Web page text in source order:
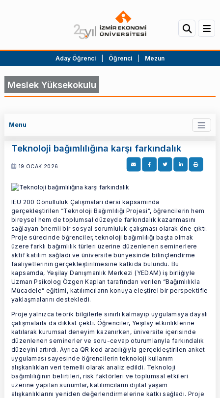
Aday Öğrenci Öğrenci Mezun
Meslek Yüksekokulu
Menu
Teknoloji bağımlılığına karşı farkındalık
19 OCAK 2026
IEU 200 Gönüllülük Çalışmaları dersi kapsamında
gerçekleştirilen “Teknoloji Bağımlılığı Projesi”, öğrencilerin hem
bireysel hem de toplumsal düzeyde farkındalık kazanmasını
sağlayan önemli bir sosyal sorumluluk çalışması olarak öne çıktı.
Proje sürecinde öğrenciler, teknoloji bağımlılığı başta olmak
üzere farklı bağımlılık türleri üzerine düzenlenen seminerlere
aktif katılım sağladı ve üniversite bünyesinde bilinçlendirme
faaliyetlerinin gerçekleştirilmesine katkıda bulundu. Bu
kapsamda, Yeşilay Danışmanlık Merkezi (YEDAM) iş birliğiyle
Uzman Psikolog Özgen Kaplan tarafından verilen “Bağımlılıkla
Mücadele” eğitimi, katılımcıların konuya eleştirel bir perspektifle
yaklaşmalarını destekledi.
Proje yalnızca teorik bilgilerle sınırlı kalmayıp uygulamaya dayalı
çalışmalarla da dikkat çekti. Öğrenciler, Yeşilay etkinliklerine
katılarak kurumsal deneyim kazanırken, üniversite içerisinde
düzenlenen seminerler ve soru-cevap oturumlarıyla farkındalık
düzeyini artırdı. Ayrıca QR kod aracılığıyla gerçekleştirilen anket
uygulaması sayesinde öğrencilerin teknoloji kullanım
alışkanlıkları veri temelli olarak analiz edildi. Teknoloji
bağımlılığının belirtileri, risk faktörleri ve toplumsal etkileri
üzerine yapılan sunumlar, katılımcıların dijital yaşam
alışkanlıklarını yeniden değerlendirmelerine katkı sağladı. Proje